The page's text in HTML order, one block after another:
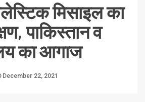
मिसाइल का
पाकिस्तान व
का आगाज
December 22, 2021